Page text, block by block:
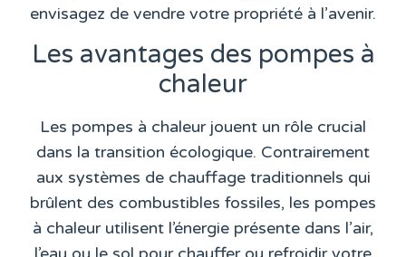
envisagez de vendre votre propriété à l’avenir.
Les avantages des pompes à
chaleur
Les pompes à chaleur jouent un rôle crucial
dans la transition écologique. Contrairement
aux systèmes de chauffage traditionnels qui
brûlent des combustibles fossiles, les pompes
à chaleur utilisent l’énergie présente dans l’air,